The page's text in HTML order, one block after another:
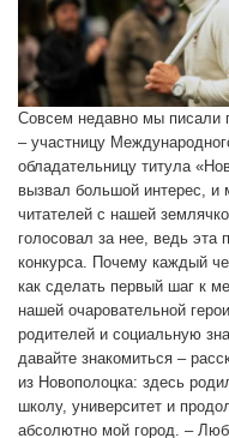
Совсем недавно мы писали про Евгению Неверчик из Новополоцка – участницу Международного конкурса красоты «Мисс Офис» и обладательницу титула «Новополоцкая краса-2022». Материал вызвал большой интерес, и мы решили поближе познакомить читателей с нашей землячкой. Женя благодарна всем, кто голосовал за нее, ведь эта поддержка помогла ей выйти в финал конкурса. Почему каждый человек – архитектор своего счастья и как сделать первый шаг к мечте? Об этом и не только говорим с нашей очаровательной героиней. Про детство, поддержку родителей и социальную значимость конкурсов красоты – Евгения, давайте знакомиться – расскажите немного о себе. – Мне 28 лет. Я из Новополоцка: здесь родилась, училась, окончила среднюю школу, университет и продолжила работать. Потому Новополоцк – абсолютно мой город. – Любите его? – Да. Честно – да. Где-то он, конечно, сравнительно маленький. Поэтому с ребенком мы часто выезжаем в Минск, больше для детских развлечений. Но для меня Новополоцк комфортный, любимый. Он ассоциируется у меня с домом, уютом, счастливым детством. – Каким ребенком вы росли? – Творчество в моей жизни присутствовало постоянно. Я рисовала, училась в художественной школе, часто выступала на сцене. В школе, если были какие-то экологические конкурсы, агитбригады, спортивные мероприятия – я всегда была активна в них. В университете была уже более тяжелая учеба, не хватало времени на все эти мероприятия, но тяга оставалась. – Родители поддерживали увлечения? – Родители всегда меня поддерживали и поддерживают. И мама, и папа всегда со мной, всегда говорят: действуй, если надо, поможем. От них чувствуется самая большая поддержка, любовь и понимание в любой ситуации. – До «Мисс Офис» вы участвовали в городском конкурсе красоты, и не просто участвовали, а выиграли корону победительницы. Как вы там оказались? – Мне предложили поучаствовать от организации. Сама не искала, все случилось спонтанно. С «Мисс Офис» тоже так – сестра моя прислала рекламу, и меня это заинтересовало. Я оформила заявку, а после рассмотрения заявок мне написал оргкомитет, и меня пригласили на кастинг. Это был онлайн-формат. – Что для вас эти конкурсы? Приключения? Вызов? Или, может, терапия? – «Мисс Офис» можно считать не просто конкурсом, а социально значимым проектом. Они призывают аудиторию решать социальные проблемы – был сезон, посвященный культуре, экологии, милосердию. С самого основания проекта они помогают нуждающимся, проводят благотворительные акции. Мы с нашим предприятием – Новополоцким филиалом Института «Витебскгражданпроект» – тоже провели праздник для детей из социально-педагогического центра Новополоцка в рамках благотворительной акции, помогли зооприюту «Шанс». Этот конкурс не совсем про красоту и внешность, хотя все участницы безумно красивые. Все же конкурс для раскрытия внутреннего потенциала – души, мыслей. Про профессию, красоту женщины и Монику Белуччи – Какие женские качества помогают вам в работе, помимо профессиональной подготовки? – Чувство стиля и вкуса всегда помогает в работе, как в архитектуре, так и в дизайне интерьера. В разработке облика зданий это помогает выбрать лучшие архитектурные решения фасадов жилых домов, общественных зданий и сооружений. Я часто уделяю внимание деталям, ведь они формируют целостный образ. Каждый проект уникален и должен гармонировать с окружающей средой. Работа с цветами, текстурами и формами – это тоже про поиск гармонии. Я стремлюсь к тому, чтобы каждое пространство и здание вызывали положительные эмоции у людей. – Как коллеги относятся к вашему участию в конкурсе? – Поддерживают, и коллеги, и начальство. Говорят, если нужна какая-то помощь, обращайся. И даже смотрят билеты, чтобы поехать на финал в Москву. Поддержка особенно чувствовалась на этапе интернет-голосования. Все же у нас относительно небольшой город. – Наш материал о вашем участии в конкурсе набрал большое количество просмотров. Людям это интересно, им, наверное, свойственно переживать за своих. В этом большой плюс провинции? – Думаю, что в небольших городах люди более сплоченные. Участницам из Москвы в этом смысле сложнее. А меня поддерживали все